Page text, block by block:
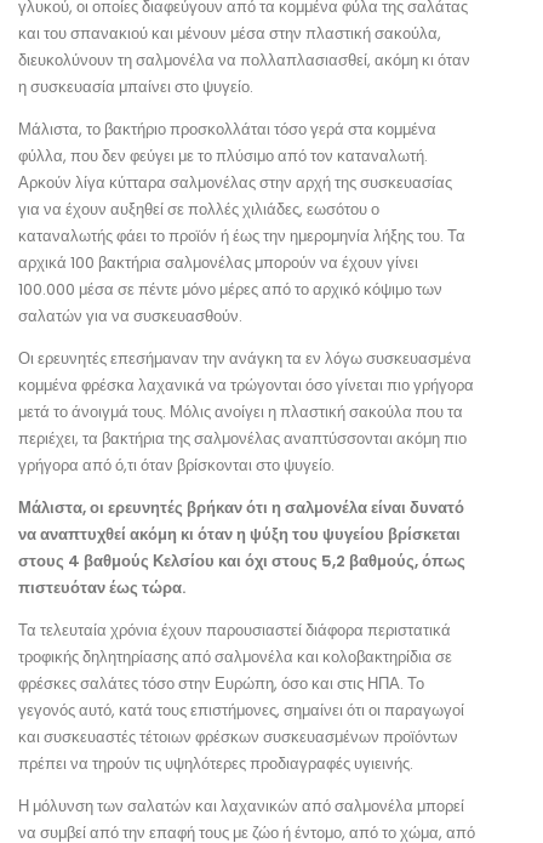
γλυκού, οι οποίες διαφεύγουν από τα κομμένα φύλα της σαλάτας
και του σπανακιού και μένουν μέσα στην πλαστική σακούλα,
διευκολύνουν τη σαλμονέλα να πολλαπλασιασθεί, ακόμη κι όταν
η συσκευασία μπαίνει στο ψυγείο.
Μάλιστα, το βακτήριο προσκολλάται τόσο γερά στα κομμένα
φύλλα, που δεν φεύγει με το πλύσιμο από τον καταναλωτή.
Αρκούν λίγα κύτταρα σαλμονέλας στην αρχή της συσκευασίας
για να έχουν αυξηθεί σε πολλές χιλιάδες, εωσότου ο
καταναλωτής φάει το προϊόν ή έως την ημερομηνία λήξης του. Τα
αρχικά 100 βακτήρια σαλμονέλας μπορούν να έχουν γίνει
100.000 μέσα σε πέντε μόνο μέρες από το αρχικό κόψιμο των
σαλατών για να συσκευασθούν.
Οι ερευνητές επεσήμαναν την ανάγκη τα εν λόγω συσκευασμένα
κομμένα φρέσκα λαχανικά να τρώγονται όσο γίνεται πιο γρήγορα
μετά το άνοιγμά τους. Μόλις ανοίγει η πλαστική σακούλα που τα
περιέχει, τα βακτήρια της σαλμονέλας αναπτύσσονται ακόμη πιο
γρήγορα από ό,τι όταν βρίσκονται στο ψυγείο.
Μάλιστα, οι ερευνητές βρήκαν ότι η σαλμονέλα είναι δυνατό
να αναπτυχθεί ακόμη κι όταν η ψύξη του ψυγείου βρίσκεται
στους 4 βαθμούς Κελσίου και όχι στους 5,2 βαθμούς, όπως
πιστευόταν έως τώρα.
Τα τελευταία χρόνια έχουν παρουσιαστεί διάφορα περιστατικά
τροφικής δηλητηρίασης από σαλμονέλα και κολοβακτηρίδια σε
φρέσκες σαλάτες τόσο στην Ευρώπη, όσο και στις ΗΠΑ. Το
γεγονός αυτό, κατά τους επιστήμονες, σημαίνει ότι οι παραγωγοί
και συσκευαστές τέτοιων φρέσκων συσκευασμένων προϊόντων
πρέπει να τηρούν τις υψηλότερες προδιαγραφές υγιεινής.
Η μόλυνση των σαλατών και λαχανικών από σαλμονέλα μπορεί
να συμβεί από την επαφή τους με ζώο ή έντομο, από το χώμα, από